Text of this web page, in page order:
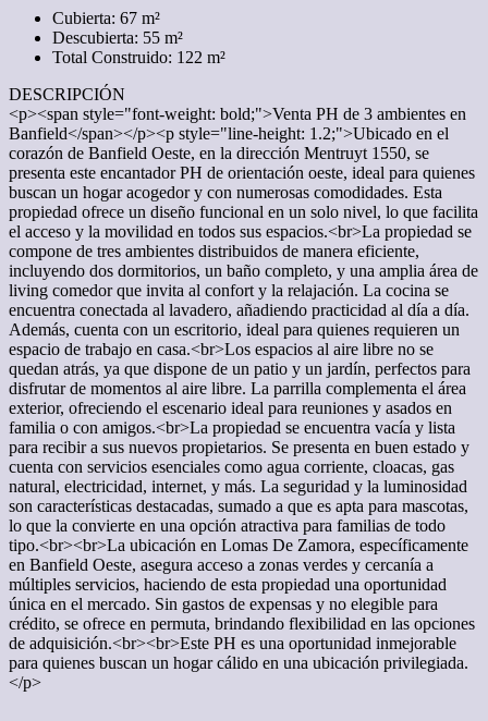
Cubierta: 67 m²
Descubierta: 55 m²
Total Construido: 122 m²
DESCRIPCIÓN
<p><span style="font-weight: bold;">Venta PH de 3 ambientes en
Banfield</span></p><p style="line-height: 1.2;">Ubicado en el
corazón de Banfield Oeste, en la dirección Mentruyt 1550, se
presenta este encantador PH de orientación oeste, ideal para quienes
buscan un hogar acogedor y con numerosas comodidades. Esta
propiedad ofrece un diseño funcional en un solo nivel, lo que facilita
el acceso y la movilidad en todos sus espacios.<br>La propiedad se
compone de tres ambientes distribuidos de manera eficiente,
incluyendo dos dormitorios, un baño completo, y una amplia área de
living comedor que invita al confort y la relajación. La cocina se
encuentra conectada al lavadero, añadiendo practicidad al día a día.
Además, cuenta con un escritorio, ideal para quienes requieren un
espacio de trabajo en casa.<br>Los espacios al aire libre no se
quedan atrás, ya que dispone de un patio y un jardín, perfectos para
disfrutar de momentos al aire libre. La parrilla complementa el área
exterior, ofreciendo el escenario ideal para reuniones y asados en
familia o con amigos.<br>La propiedad se encuentra vacía y lista
para recibir a sus nuevos propietarios. Se presenta en buen estado y
cuenta con servicios esenciales como agua corriente, cloacas, gas
natural, electricidad, internet, y más. La seguridad y la luminosidad
son características destacadas, sumado a que es apta para mascotas,
lo que la convierte en una opción atractiva para familias de todo
tipo.<br><br>La ubicación en Lomas De Zamora, específicamente
en Banfield Oeste, asegura acceso a zonas verdes y cercanía a
múltiples servicios, haciendo de esta propiedad una oportunidad
única en el mercado. Sin gastos de expensas y no elegible para
crédito, se ofrece en permuta, brindando flexibilidad en las opciones
de adquisición.<br><br>Este PH es una oportunidad inmejorable
para quienes buscan un hogar cálido en una ubicación privilegiada.
</p>